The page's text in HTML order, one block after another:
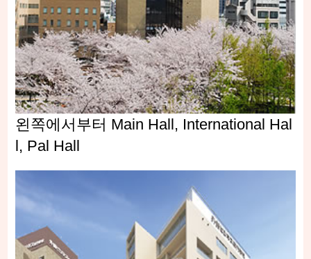
왼쪽에서부터 Main Hall, International Hal
l, Pal Hall